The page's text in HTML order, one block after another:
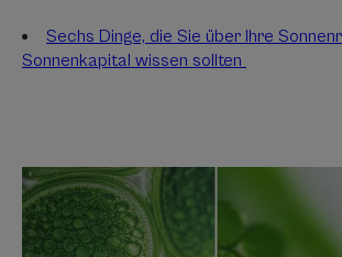
Sechs Dinge, die Sie über Ihre
Sonnenkapital wissen sollten